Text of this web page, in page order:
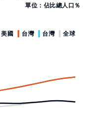
單位：佔比總人口％